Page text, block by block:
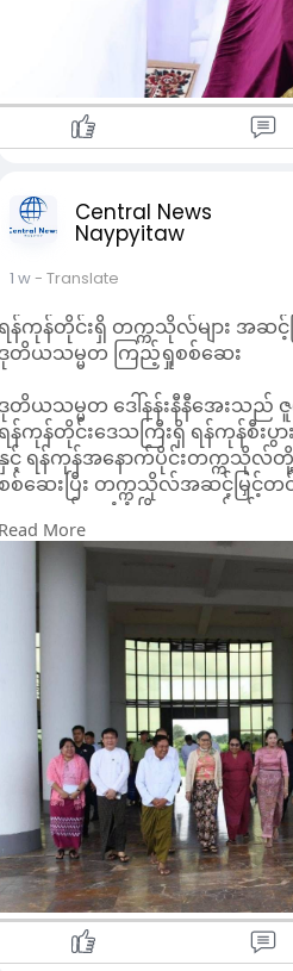
Central News
Naypyitaw
1 w- Translate
န်ကုန်တိုင်းရှိ တက္ကသိုလ်များ အဆင့်မ
တိယသမ္မတ ကြည့်ရှုစစ်ဆေး
တိယသမ္မတ ဒေါ်နန်းနီနီအေးသည်
န်ကုန်တိုင်းဒေသကြီးရှိ ရန်ကုန်စီး
င့် ရန်ကုန်အနောက်ပိုင်းတက္ကသိုလ်
စ်ဆေးပြီး တက္ကသိုလ်အဆင့်မြှင့်တင်
ဆောက်အအုံဖွံ့ဖြိုးရေးလုပ်ငန်းမျာ
န်ကုန်စီးပွားရေးတက္ကသိုလ်တွင် ကျေ
ယ်ကာယကျန်းမာရေးနှင့် အပန်းဖ
ည်ဆောက်နေသည့် Recreation
တ်လမ်းဆောက်လုပ်မည့် နေရာတို့ကို
တ်မှတ်စံချိန်စံညွှန်းများနှင့်အညီ
တ်မှတ်ကာလအတွင်း ပြီးစီးရေး ဆ
ပြင် Recreation Centre ကို ကျေ
ယ်ကာယနှင့် စိတ်ပိုင်းဆိုင်ရာကျန်
ည့် အပန်းဖြေနေရာတစ်ခုအဖြစ် ဖ
ပန်းဖြေ အထောက်အကူပြုပစ္စည်
နစ်တကျ ဖြည့်ဆည်းဆောင်ရွက်ရန်
ဂုံတက္ကသိုလ်၌ ပတ္တမြားအဝိုင်း၊ ဘ
ည်ဆောက်နေမှုနှင့် ကျောင်းဝင်းအ
ေးလုပ်ငန်းများကို ကြည့်ရှုစစ်ဆေ
ောင်းမွန်ရေး၊ ပတ်ဝန်းကျင်သန့်
င်းတည်ဆောက်ရေးလုပ်ငန်းမျာ
ောင်ရွက်ရန် မှာကြားခဲ့သည်။ ထို့အပ
More